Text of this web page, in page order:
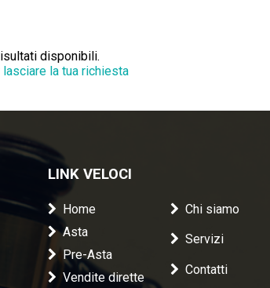
disponibili.
la tua richiesta
LINK VELOCI
Home
Asta
Pre-Asta
Vendite dirette
Chi siamo
Servizi
Contatti